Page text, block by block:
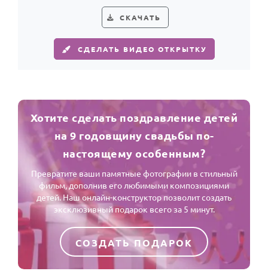
СКАЧАТЬ
СДЕЛАТЬ ВИДЕО ОТКРЫТКУ
Хотите сделать поздравление детей
на 9 годовщину свадьбы по-
настоящему особенным?
Превратите ваши памятные фотографии в стильный
фильм, дополнив его любимыми композициями
детей. Наш онлайн-конструктор позволит создать
эксклюзивный подарок всего за 5 минут.
СОЗДАТЬ ПОДАРОК